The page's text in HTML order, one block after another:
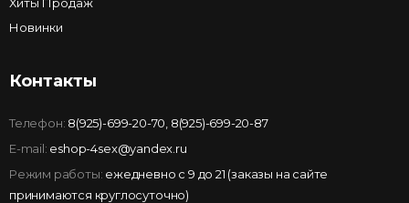
Новинки
Контакты
Телефон: 8(925)-699-20-70 8(925)-699-20-87
E-mail: eshop-4sex@yandex.ru
Режим работы: ежедневно с 9 до 21 (заказы на сайте
принимаются круглосуточно)